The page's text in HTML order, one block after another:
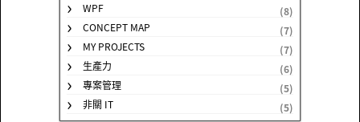
WPF
(8)
CONCEPT MAP
(7)
MY PROJECTS
(7)
生產力
(6)
專案管理
(5)
非關 IT
(5)